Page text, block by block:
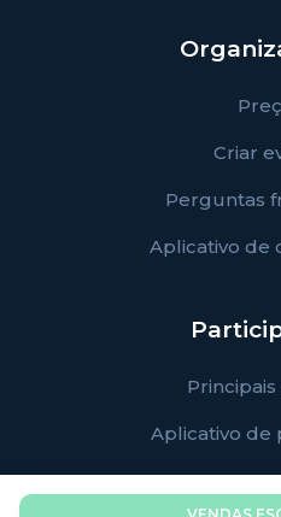
Criar
Perguntas
Aplicativo de
Aplicativo de